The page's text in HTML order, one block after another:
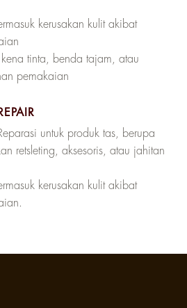
kerusakan kulit akibat
kena tinta, benda tajam, atau
pemakaian
untuk produk tas, berupa
retsleting, aksesoris, atau jahitan
kerusakan kulit akibat